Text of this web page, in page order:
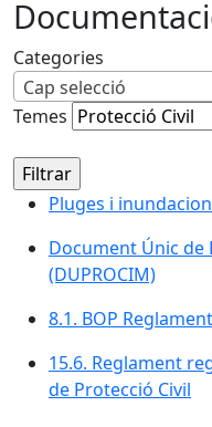
Categories
Cap selecció
Temes
Pluges i
Pluges i
Document Únic de
(DUPROCIM)
8.1. BOP
15.6. Reglament
de Protecció Civil